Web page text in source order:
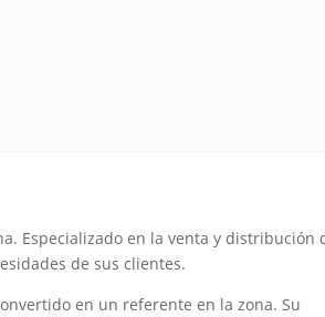
Especializado en la venta y distribución
de sus clientes.
en un referente en la zona. Su